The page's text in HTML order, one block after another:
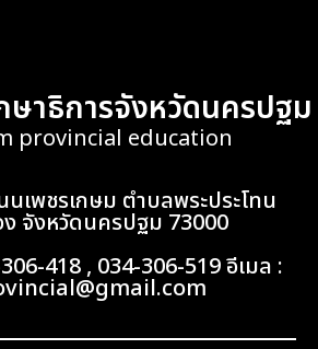
าธิการจังหวัดนครปฐม
provincial education
เพชรเกษม ตำบลพระประโทน
ง จังหวัดนครปฐม 73000
418 , 034-306-519 อีเมล :